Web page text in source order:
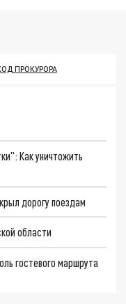
ПРОКУРОРА
Как уничтожить
дорогу поездам
области
гостевого маршрута